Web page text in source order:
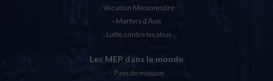
Vocation Missionnaire
Martyrs d’Asie
Lutte contre les abus
Les MEP dans le monde
Pays de mission